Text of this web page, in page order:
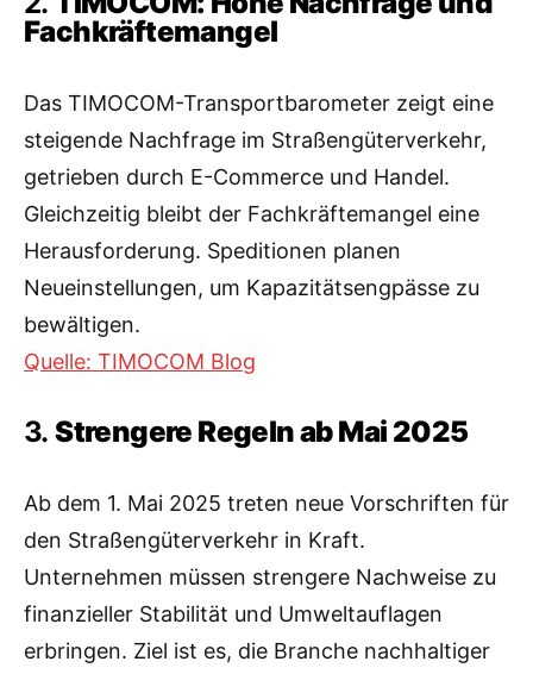
Fachkräftemangel
Das TIMOCOM-Transportbarometer zeigt eine
steigende Nachfrage im Straßengüterverkehr,
getrieben durch E-Commerce und Handel.
Gleichzeitig bleibt der Fachkräftemangel eine
Herausforderung. Speditionen planen
Neueinstellungen, um Kapazitätsengpässe zu
bewältigen.
Quelle: TIMOCOM Blog
3.Strengere Regeln ab Mai 2025
Ab dem 1. Mai 2025 treten neue Vorschriften für
den Straßengüterverkehr in Kraft.
Unternehmen müssen strengere Nachweise zu
finanzieller Stabilität und Umweltauflagen
erbringen. Ziel ist es, die Branche nachhaltiger